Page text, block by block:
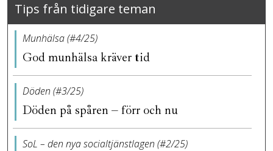
Tips från tidigare teman
Munhälsa (#4/25)
God munhälsa kräver tid
Döden (#3/25)
Döden på spåren – förr och nu
SoL – den nya socialtjänstlagen (#2/25)